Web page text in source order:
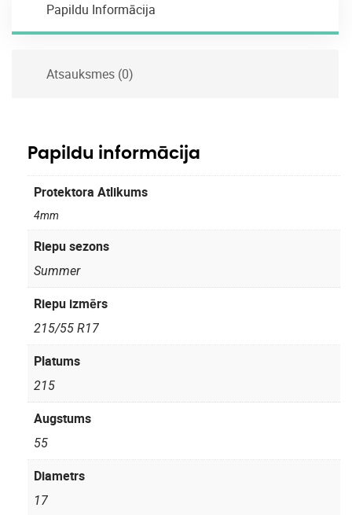
Papildu Informācija
Atsauksmes (0)
Papildu informācija
Protektora Atlikums
4mm
Riepu sezons
Summer
Riepu izmērs
215/55 R17
Platums
215
Augstums
55
Diametrs
17